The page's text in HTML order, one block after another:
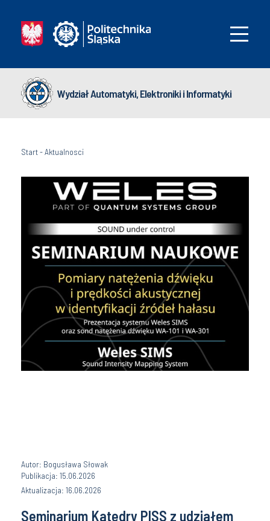
Wydział Automatyki, Elektroniki i Informatyki
Start-Aktualnosci
Autor: Bogusława Słowak
Publikacja: 15.06.2026
Aktualizacja: 16.06.2026
Seminarium Katedry PISS z udziałem